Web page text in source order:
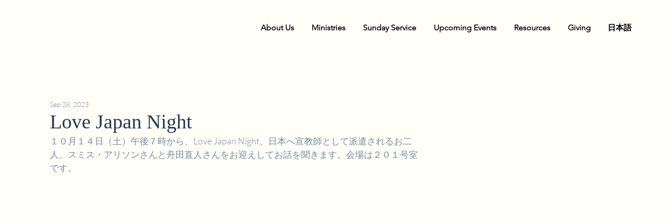
About Us Ministries Sunday Service Upcoming Events Resources Giving 日本語
Love Japan Night
Sep 28, 2023
１０月１４日（土）午後７時から、Love Japan Night、日本へ宣教師として派遣されるお二
人、スミス・アリソンさんと舟田直人さんをお迎えしてお話を聞きます。会場は２０１号室
です。